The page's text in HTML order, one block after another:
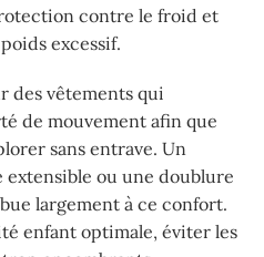
contre le froid et
excessif.
des vêtements qui
de mouvement afin que
sans entrave. Un
ou une doublure
largement à ce confort.
enfant optimale, éviter les